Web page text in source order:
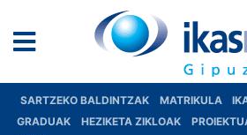
SARTZEKO BALDINTZAK MATRIKULA
GRADUAK
HEZIKETA ZIKLOAK